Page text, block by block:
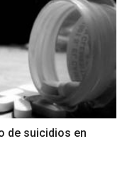
de suicidios en